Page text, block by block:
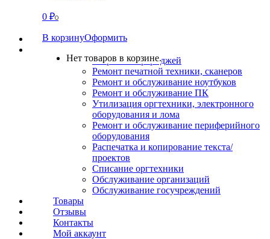
0 ₽0
В корзинуОформить
Нет товаров в корзине.
СВЯЗАТЬСЯ
О нас
Заправка картриджей
Ремонт печатной техники, сканеров
Ремонт и обслуживание ноутбуков
Ремонт и обслуживание ПК
Утилизация оргтехники, электронного
оборудования и лома
Ремонт и обслуживание периферийного
оборудования
Распечатка и копирование текста/
проектов
Списание оргтехники
Обслуживание организаций
Обслуживание госучреждений
Товары
Отзывы
Контакты
Мой аккаунт